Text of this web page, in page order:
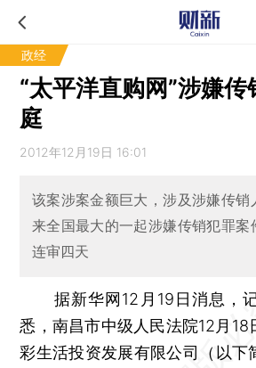
政经
“太平洋直购网”涉嫌
庭
2012年12月19日 16:01
该案涉案金额巨大，涉及涉嫌传销
来全国最大的一起涉嫌传销犯罪案
连审四天
据新华网12月19日消息，
悉，南昌市中级人民法院12月18
彩生活投资发展有限公司（以下